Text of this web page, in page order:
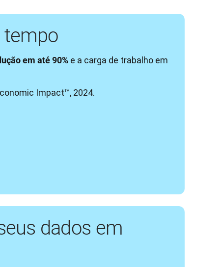
tempo
em até 90% e a carga de trabalho em
Impact™, 2024.
dados em